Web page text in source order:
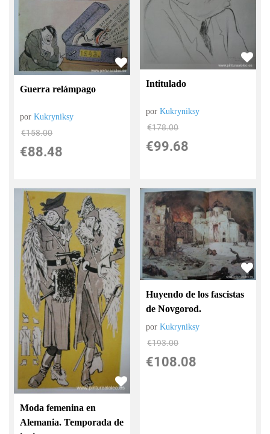
Guerra relámpago
porKukryniksy
€158.00
€88.48
Intitulado
porKukryniksy
€178.00
€99.68
Moda femenina en
Alemania. Temporada de
Huyendo de los fascistas
de Novgorod.
porKukryniksy
€193.00
€108.08